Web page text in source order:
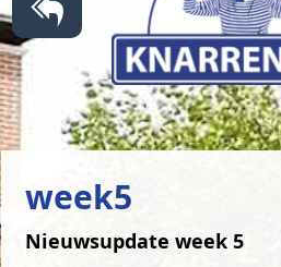
week5
Nieuwsupdate week 5